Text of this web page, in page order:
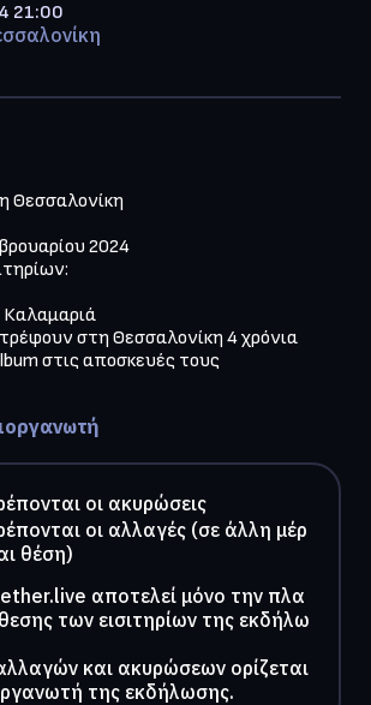
21:00
Θεσσαλονίκη
2024
στη Θεσσαλονίκη 4 χρόνια
στις αποσκευές τους
οι ακυρώσεις
οι αλλαγές (σε άλλη μέρ
θέση)
αποτελεί μόνο την πλα
των εισιτηρίων της εκδήλω
και ακυρώσεων ορίζεται
της εκδήλωσης.